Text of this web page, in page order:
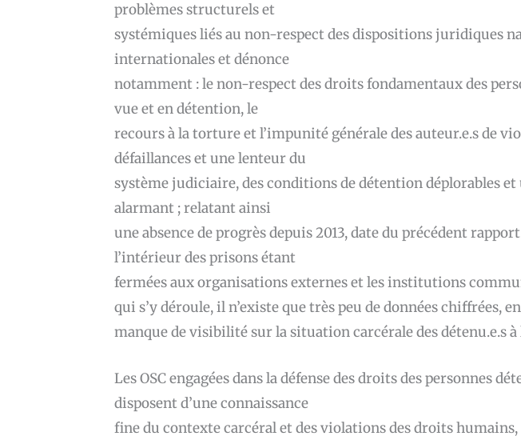
problèmes structurels et
systémiques liés au non-respect des dispositions juridiques
internationales et dénonce
notamment : le non-respect des droits fondamentaux des
vue et en détention, le
recours à la torture et l’impunité générale des auteur.e.s de
défaillances et une lenteur du
système judiciaire, des conditions de détention déplorables
alarmant ; relatant ainsi
une absence de progrès depuis 2013, date du précédent
l’intérieur des prisons étant
fermées aux organisations externes et les institutions
qui s’y déroule, il n’existe que très peu de données chiffrées,
manque de visibilité sur la situation carcérale des détenu.e.s à
Les OSC engagées dans la défense des droits des personnes
disposent d’une connaissance
fine du contexte carcéral et des violations des droits